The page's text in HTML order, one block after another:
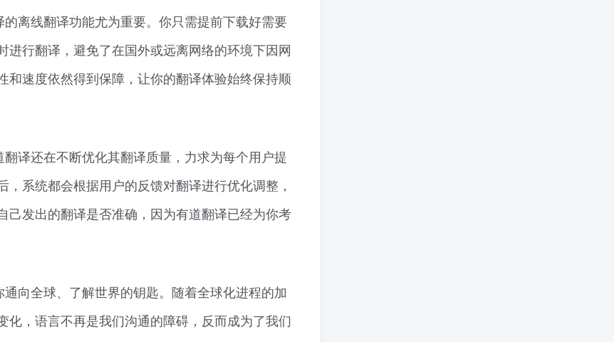
离线翻译功能尤为重要。你只需提前下载好需要
行翻译，避免了在国外或远离网络的环境下因网
速度依然得到保障，让你的翻译体验始终保持顺
译还在不断优化其翻译质量，力求为每个用户提
系统都会根据用户的反馈对翻译进行优化调整，
发出的翻译是否准确，因为有道翻译已经为你考
向全球、了解世界的钥匙。随着全球化进程的加
，语言不再是我们沟通的障碍，反而成为了我们